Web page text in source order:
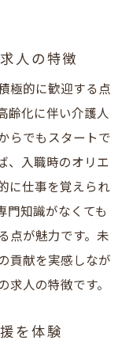
人の特徴
極的に歓迎する点
齢化に伴い介護人
らでもスタートで
、入職時のオリエ
に仕事を覚えられ
門知識がなくても
点が魅力です。未
貢献を実感しなが
求人の特徴です。
を体験